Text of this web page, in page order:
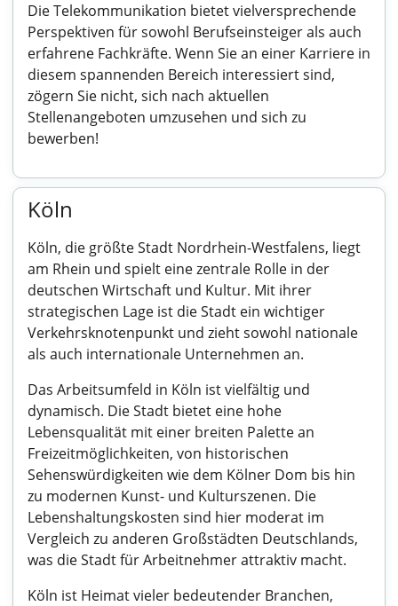
Die Telekommunikation bietet vielversprechende
Perspektiven für sowohl Berufseinsteiger als auch
erfahrene Fachkräfte. Wenn Sie an einer Karriere in
diesem spannenden Bereich interessiert sind,
zögern Sie nicht, sich nach aktuellen
Stellenangeboten umzusehen und sich zu
bewerben!
Köln
Köln, die größte Stadt Nordrhein-Westfalens, liegt
am Rhein und spielt eine zentrale Rolle in der
deutschen Wirtschaft und Kultur. Mit ihrer
strategischen Lage ist die Stadt ein wichtiger
Verkehrsknotenpunkt und zieht sowohl nationale
als auch internationale Unternehmen an.
Das Arbeitsumfeld in Köln ist vielfältig und
dynamisch. Die Stadt bietet eine hohe
Lebensqualität mit einer breiten Palette an
Freizeitmöglichkeiten, von historischen
Sehenswürdigkeiten wie dem Kölner Dom bis hin
zu modernen Kunst- und Kulturszenen. Die
Lebenshaltungskosten sind hier moderat im
Vergleich zu anderen Großstädten Deutschlands,
was die Stadt für Arbeitnehmer attraktiv macht.
Köln ist Heimat vieler bedeutender Branchen,